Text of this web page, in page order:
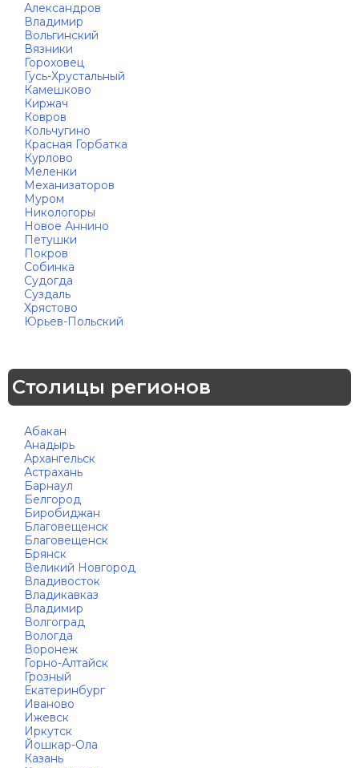
Александров
Владимир
Вольгинский
Вязники
Гороховец
Гусь-Хрустальный
Камешково
Киржач
Ковров
Кольчугино
Красная Горбатка
Курлово
Меленки
Механизаторов
Муром
Никологоры
Новое Аннино
Петушки
Покров
Собинка
Судогда
Суздаль
Хрястово
Юрьев-Польский
Столицы регионов
Абакан
Анадырь
Архангельск
Астрахань
Барнаул
Белгород
Биробиджан
Благовещенск
Благовещенск
Брянск
Великий Новгород
Владивосток
Владикавказ
Владимир
Волгоград
Вологда
Воронеж
Горно-Алтайск
Грозный
Екатеринбург
Иваново
Ижевск
Иркутск
Йошкар-Ола
Казань